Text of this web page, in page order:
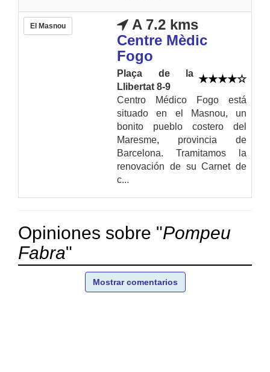
El Masnou
A 7.2 kms
Centre Mèdic
Fogo
Plaça de la
Llibertat 8-9
Centro Médico Fogo está
situado en el Masnou, un
bonito pueblo costero del
Maresme, provincia de
Barcelona. Tramitamos la
renovación de su Carnet de
c...
Opiniones sobre "Pompeu
Fabra"
Mostrar comentarios